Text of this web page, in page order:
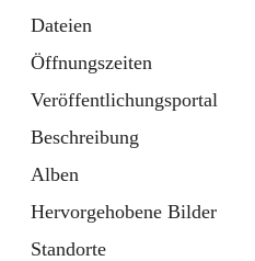
Dateien
Öffnungszeiten
Veröffentlichungsportal
Beschreibung
Alben
Hervorgehobene Bilder
Standorte